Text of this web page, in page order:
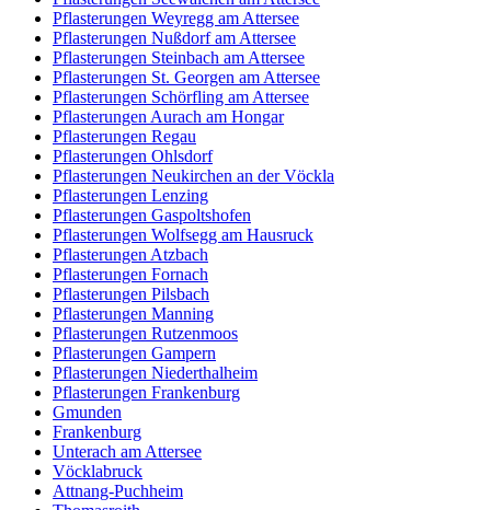
Pflasterungen Weyregg am Attersee
Pflasterungen Nußdorf am Attersee
Pflasterungen Steinbach am Attersee
Pflasterungen St. Georgen am Attersee
Pflasterungen Schörfling am Attersee
Pflasterungen Aurach am Hongar
Pflasterungen Regau
Pflasterungen Ohlsdorf
Pflasterungen Neukirchen an der Vöckla
Pflasterungen Lenzing
Pflasterungen Gaspoltshofen
Pflasterungen Wolfsegg am Hausruck
Pflasterungen Atzbach
Pflasterungen Fornach
Pflasterungen Pilsbach
Pflasterungen Manning
Pflasterungen Rutzenmoos
Pflasterungen Gampern
Pflasterungen Niederthalheim
Pflasterungen Frankenburg
Gmunden
Frankenburg
Unterach am Attersee
Vöcklabruck
Attnang-Puchheim